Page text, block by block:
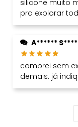
silicone muito
pra explorar
A****** S****
comprei sem
demais. já